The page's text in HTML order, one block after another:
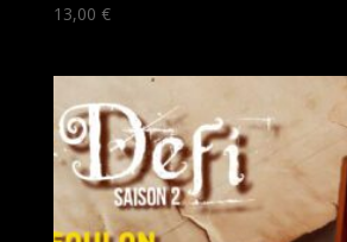
13,00 €